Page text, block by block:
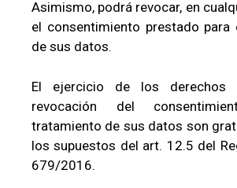
Asimismo, podrá revocar, en
el consentimiento prestado para
de sus datos.
El ejercicio de los
revocación del
tratamiento de sus datos son
los supuestos del art. 12.5 del
679/2016.